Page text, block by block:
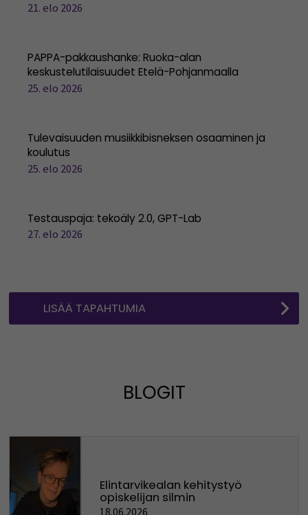
21. elo 2026
PAPPA-pakkaushanke: Ruoka-alan
keskustelutilaisuudet Etelä-Pohjanmaalla
25. elo 2026
Tulevaisuuden musiikkibisneksen osaaminen ja
koulutus
25. elo 2026
Testauspaja: tekoäly 2.0, GPT-Lab
27. elo 2026
LISÄÄ TAPAHTUMIA
BLOGIT
Elintarvikealan kehitystyö
opiskelijan silmin
18.06.2026